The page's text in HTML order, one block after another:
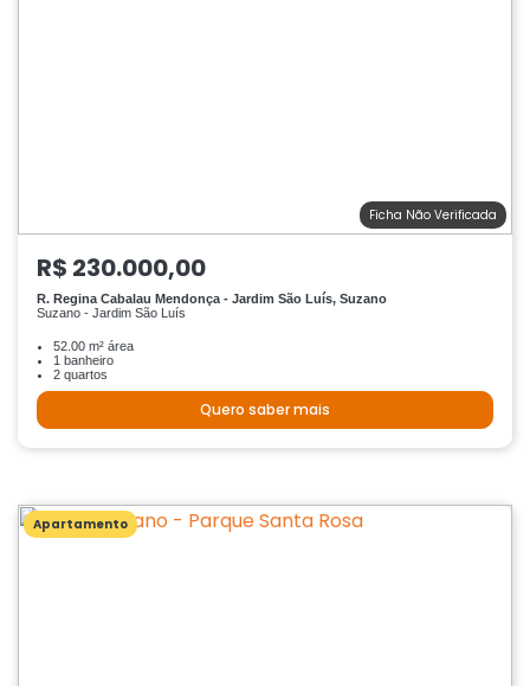
Ficha Não Verificada
R$ 230.000,00
R. Regina Cabalau Mendonça - Jardim São Luís, Suzano
Suzano - Jardim São Luís
52.00 m² área
1 banheiro
2 quartos
Quero saber mais
Apartamento